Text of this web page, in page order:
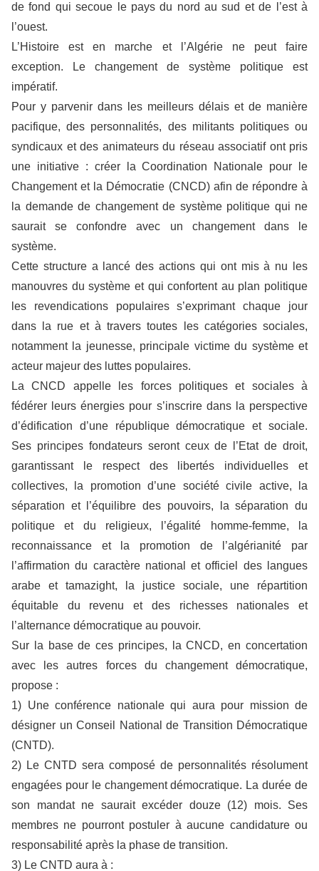
de fond qui secoue le pays du nord au sud et de l’est à
l’ouest.
L’Histoire est en marche et l’Algérie ne peut faire
exception. Le changement de système politique est
impératif.
Pour y parvenir dans les meilleurs délais et de manière
pacifique, des personnalités, des militants politiques ou
syndicaux et des animateurs du réseau associatif ont pris
une initiative : créer la Coordination Nationale pour le
Changement et la Démocratie (CNCD) afin de répondre à
la demande de changement de système politique qui ne
saurait se confondre avec un changement dans le
système.
Cette structure a lancé des actions qui ont mis à nu les
manouvres du système et qui confortent au plan politique
les revendications populaires s’exprimant chaque jour
dans la rue et à travers toutes les catégories sociales,
notamment la jeunesse, principale victime du système et
acteur majeur des luttes populaires.
La CNCD appelle les forces politiques et sociales à
fédérer leurs énergies pour s’inscrire dans la perspective
d’édification d’une république démocratique et sociale.
Ses principes fondateurs seront ceux de l’Etat de droit,
garantissant le respect des libertés individuelles et
collectives, la promotion d’une société civile active, la
séparation et l’équilibre des pouvoirs, la séparation du
politique et du religieux, l’égalité homme-femme, la
reconnaissance et la promotion de l’algérianité par
l’affirmation du caractère national et officiel des langues
arabe et tamazight, la justice sociale, une répartition
équitable du revenu et des richesses nationales et
l’alternance démocratique au pouvoir.
Sur la base de ces principes, la CNCD, en concertation
avec les autres forces du changement démocratique,
propose :
1) Une conférence nationale qui aura pour mission de
désigner un Conseil National de Transition Démocratique
(CNTD).
2) Le CNTD sera composé de personnalités résolument
engagées pour le changement démocratique. La durée de
son mandat ne saurait excéder douze (12) mois. Ses
membres ne pourront postuler à aucune candidature ou
responsabilité après la phase de transition.
3) Le CNTD aura à :